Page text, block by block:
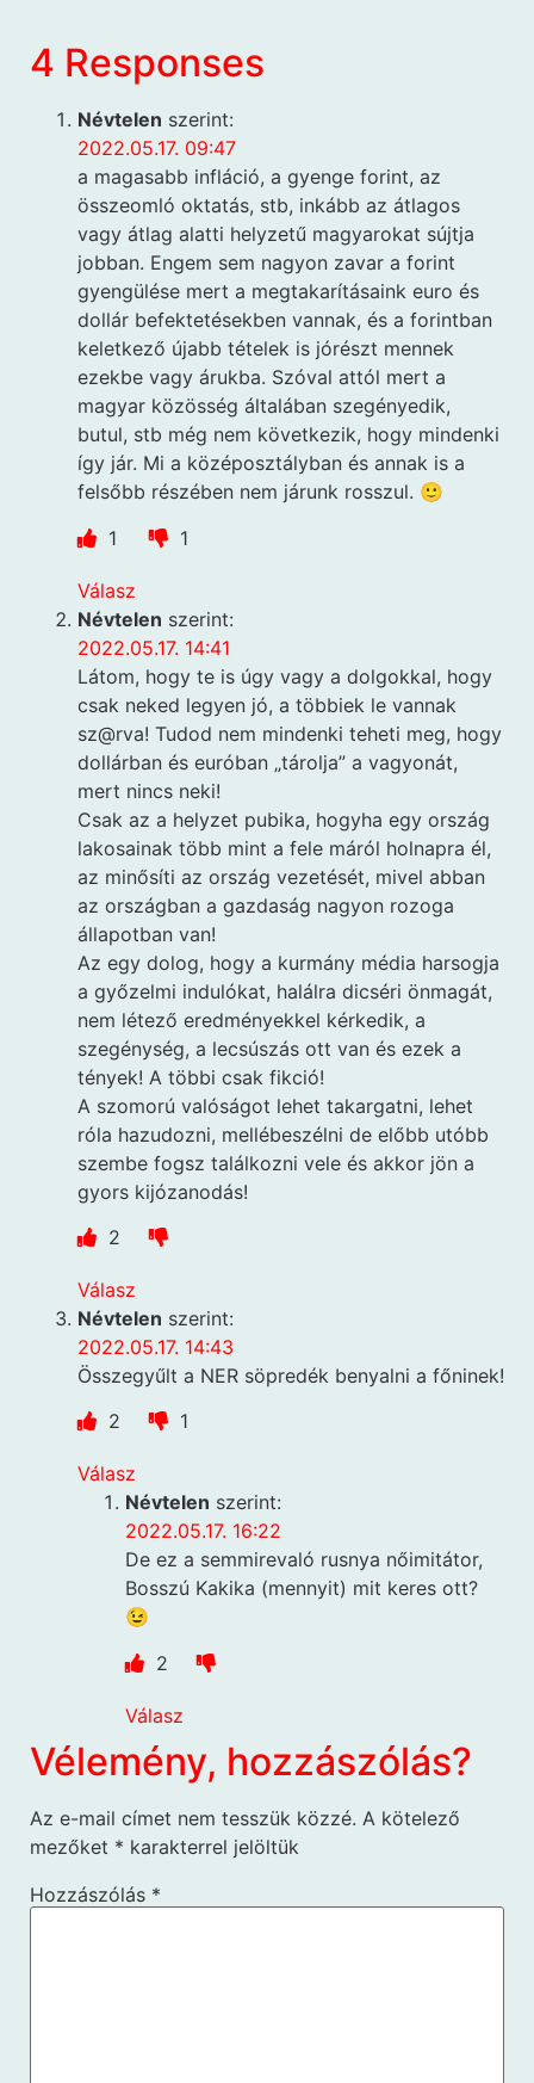
4 Responses
Névtelen szerint:
2022.05.17. 09:47
a magasabb infláció, a gyenge forint, az
összeomló oktatás, stb, inkább az átlagos
vagy átlag alatti helyzetű magyarokat sújtja
jobban. Engem sem nagyon zavar a forint
gyengülése mert a megtakarításaink euro és
dollár befektetésekben vannak, és a forintban
keletkező újabb tételek is jórészt mennek
ezekbe vagy árukba. Szóval attól mert a
magyar közösség általában szegényedik,
butul, stb még nem következik, hogy mindenki
így jár. Mi a középosztályban és annak is a
felsőbb részében nem járunk rosszul. 🙂
1
1
Válasz
Névtelen szerint:
2022.05.17. 14:41
Látom, hogy te is úgy vagy a dolgokkal, hogy
csak neked legyen jó, a többiek le vannak
sz@rva! Tudod nem mindenki teheti meg, hogy
dollárban és euróban „tárolja” a vagyonát,
mert nincs neki!
Csak az a helyzet pubika, hogyha egy ország
lakosainak több mint a fele máról holnapra él,
az minősíti az ország vezetését, mivel abban
az országban a gazdaság nagyon rozoga
állapotban van!
Az egy dolog, hogy a kurmány média harsogja
a győzelmi indulókat, halálra dicséri önmagát,
nem létező eredményekkel kérkedik, a
szegénység, a lecsúszás ott van és ezek a
tények! A többi csak fikció!
A szomorú valóságot lehet takargatni, lehet
róla hazudozni, mellébeszélni de előbb utóbb
szembe fogsz találkozni vele és akkor jön a
gyors kijózanodás!
2
Válasz
Névtelen szerint:
2022.05.17. 14:43
Összegyűlt a NER söpredék benyalni a főninek!
2
1
Válasz
Névtelen szerint:
2022.05.17. 16:22
De ez a semmirevaló rusnya nőimitátor,
Bosszú Kakika (mennyit) mit keres ott?
😉
2
Válasz
Vélemény, hozzászólás?
Az e-mail címet nem tesszük közzé. A kötelező
mezőket * karakterrel jelöltük
Hozzászólás *